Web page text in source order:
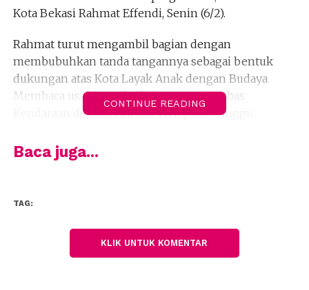
Kota Bekasi Rahmat Effendi, Senin (6/2).
Rahmat turut mengambil bagian dengan
membubuhkan tanda tangannya sebagai bentuk
dukungan atas Kota Layak Anak dengan Budaya
Membaca usai menghadiri acara Hari Bebas
Kendaraan di Jalan Ahmad Yani pada Minggu.
Menurut dia, program tersebut sejalan dengan
bidang pendidikan Pemerintah Kota Bekasi yang
“Pada tahun lalu, Kota Bekasi mendapatkan
penghargaan terbaik, yakni meraih Kota Sehat
tingkat Jawa Barat dan tingkat nasional yang
CONTINUE READING
Baca juga...
TAG:
KLIK UNTUK KOMENTAR